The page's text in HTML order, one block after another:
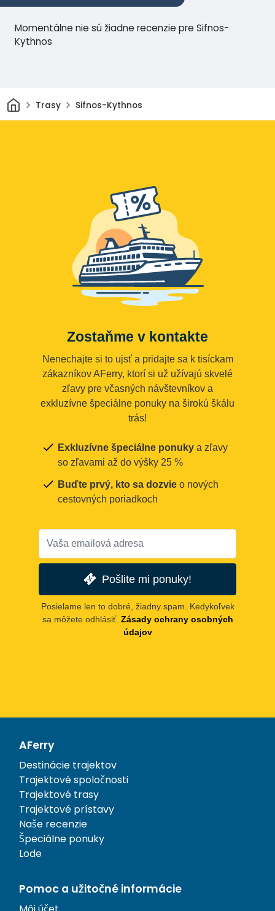
Momentálne nie sú žiadne recenzie pre Sifnos-
Kythnos
Domov
Trasy Sifnos-Kythnos
Zostaňme v kontakte
Nenechajte si to ujsť a pridajte sa k tisíckam
zákazníkov AFerry, ktorí si už užívajú skvelé
zľavy pre včasných návštevníkov a
exkluzívne špeciálne ponuky na širokú škálu
trás!
Exkluzívne špeciálne ponuky a zľavy
so zľavami až do výšky 25 %
Buďte prvý, kto sa dozvie o nových
cestovných poriadkoch
Pošlite mi ponuky!
Posielame len to dobré, žiadny spam. Kedykoľvek
sa môžete odhlásiť. Zásady ochrany osobných
údajov
AFerry
Destinácie trajektov
Trajektové spoločnosti
Trajektové trasy
Trajektové prístavy
Naše recenzie
Špeciálne ponuky
Lode
Pomoc a užitočné informácie